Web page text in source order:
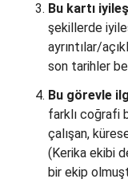
Bu kartı
şekillerde
ayrıntılar/
son tarihler
Bu görevle
farklı coğrafi
çalışan,
(Kerika ekibi
bir ekip